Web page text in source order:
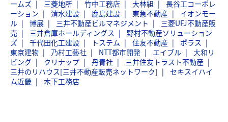
ームズ
三菱地所 竹中工務店 大林組
長谷工コーポレ
ーション
清水建設 鹿島建設 東急不動産
イオンモー
ル
博展 三井不動産ビルマネジメント
三菱UFJ不動産販
売
三井倉庫ホールディングス
野村不動産ソリューション
ズ
千代田化工建設 トステム 住友不動産
ポラス
東京建物
乃村工藝社 NTT都市開発 エイブル
大和リ
ビング
クリナップ 丹青社
三井住友トラスト不動産
三井のリハウス[三井不動産販売ネットワーク]
セキスイハイ
ム近畿
木下工務店